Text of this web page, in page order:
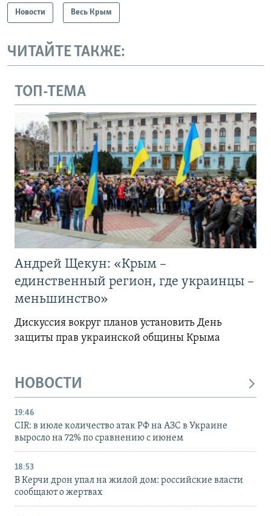
Новости Весь Крым
ЧИТАЙТЕ ТАКЖЕ:
ТОП-ТЕМА
Андрей Щекун: «Крым –
единственный регион, где украинцы –
меньшинство»
Дискуссия вокруг планов установить День
защиты прав украинской общины Крыма
НОВОСТИ
19:46
CIR: в июле количество атак РФ на АЗС в Украине
выросло на 72% по сравнению с июнем
18:53
В Керчи дрон упал на жилой дом: российские власти
сообщают о жертвах